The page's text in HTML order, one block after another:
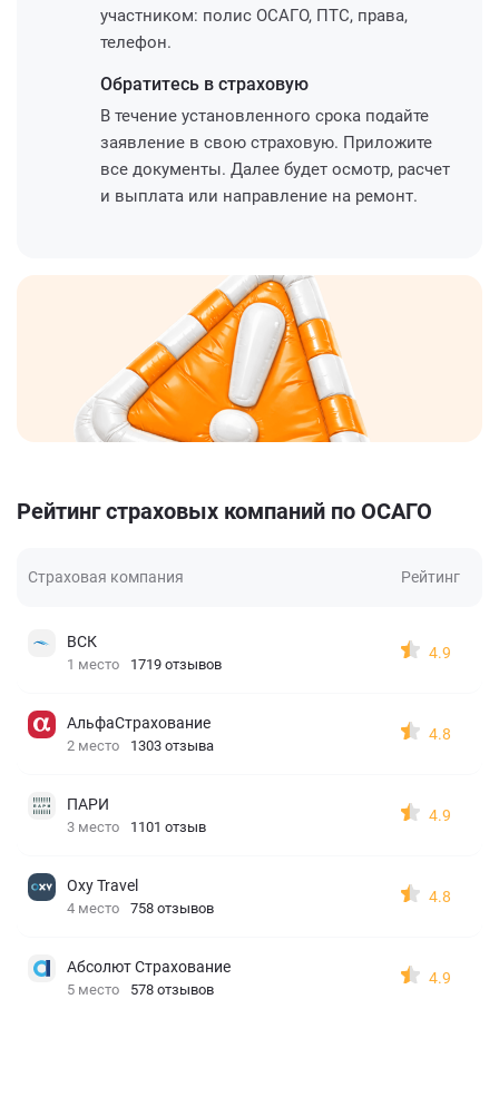
участником: полис ОСАГО, ПТС, права,
телефон.
Обратитесь в страховую
В течение установленного срока подайте
заявление в свою страховую. Приложите
все документы. Далее будет осмотр, расчет
и выплата или направление на ремонт.
Рейтинг страховых компаний по ОСАГО
Страховая компания Рейтинг
ВСК
1 место 1719 отзывов
4.9
АльфаСтрахование
2 место 1303 отзыва
4.8
ПАРИ
3 место 1101 отзыв
4.9
Oxy Travel
4 место 758 отзывов
4.8
Абсолют Страхование
5 место 578 отзывов
4.9